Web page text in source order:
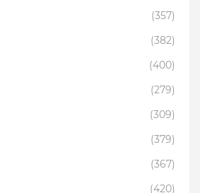
(357)
(382)
(400)
(279)
(309)
(379)
(367)
(420)